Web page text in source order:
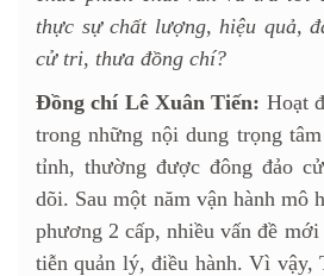
thực sự chất lượng, hiệu quả,
cử tri, thưa đồng chí?
Đồng chí Lê Xuân Tiến: Hoạt
trong những nội dung trọng
tỉnh, thường được đông đảo
dõi. Sau một năm vận hành mô
phương 2 cấp, nhiều vấn đề
tiễn quản lý, điều hành. Vì